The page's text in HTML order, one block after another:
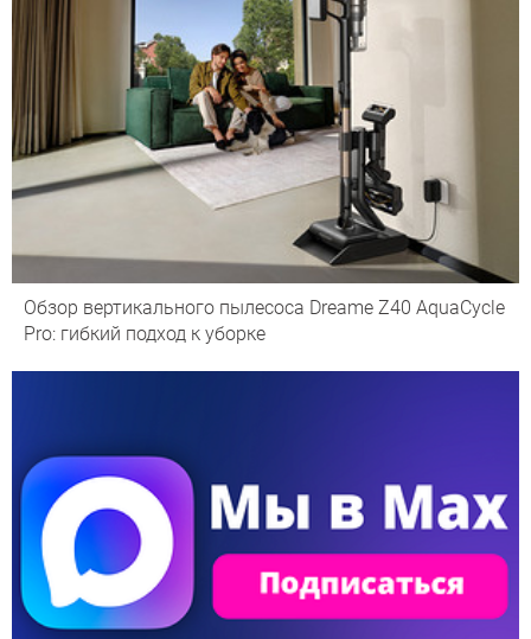
Обзор вертикального пылесоса Dreame Z40 AquaCycle
Pro: гибкий подход к уборке